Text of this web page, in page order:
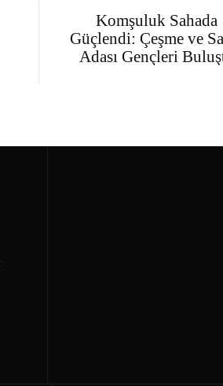
Komşuluk Sahada
Güçlendi: Çeşme ve
Adası Gençleri